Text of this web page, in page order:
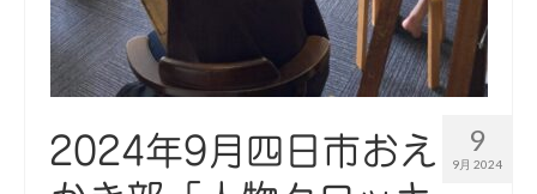
9
9月 2024
2024年9月四日市おえ